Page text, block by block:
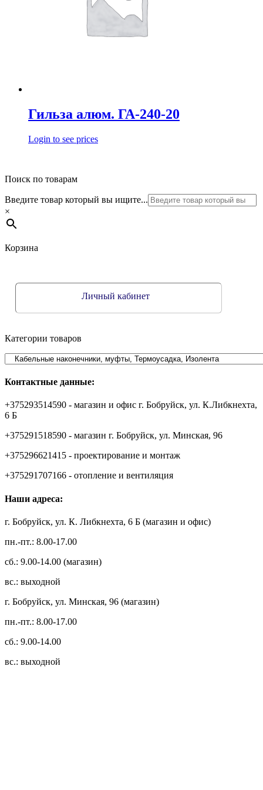
Гильза алюм. ГА-240-20
Login to see prices
Поиск по товарам
Введите товар который вы ищите...
×
Корзина
Личный кабинет
Категории товаров
Контактные данные:
+375293514590 - магазин и офис г. Бобруйск, ул. К.Либкнехта,
6 Б
+375291518590 - магазин г. Бобруйск, ул. Минская, 96
+375296621415 - проектирование и монтаж
+375291707166 - отопление и вентиляция
Наши адреса:
г. Бобруйск, ул. К. Либкнехта, 6 Б (магазин и офис)
пн.-пт.: 8.00-17.00
сб.: 9.00-14.00 (магазин)
вс.: выходной
г. Бобруйск, ул. Минская, 96 (магазин)
пн.-пт.: 8.00-17.00
сб.: 9.00-14.00
вс.: выходной